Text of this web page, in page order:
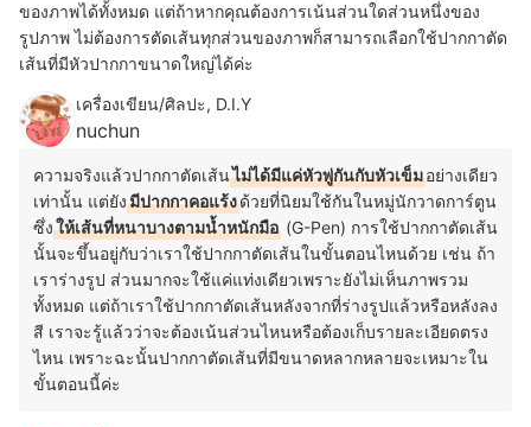
ของภาพได้ทั้งหมด แต่ถ้าหากคุณต้องการเน้นส่วนใดส่วนหนึ่งของ
รูปภาพ ไม่ต้องการตัดเส้นทุกส่วนของภาพก็สามารถเลือกใช้ปากกาตัด
เส้นที่มีหัวปากกาขนาดใหญ่ได้ค่ะ
เครื่องเขียน/ศิลปะ, D.I.Y
nuchun
ความจริงแล้วปากกาตัดเส้นไม่ได้มีแค่หัวพู่กันกับหัวเข็มอย่างเดียว
เท่านั้น แต่ยังมีปากกาคอแร้งด้วยที่นิยมใช้กันในหมู่นักวาดการ์ตูน
ซึ่งให้เส้นที่หนาบางตามน้ำหนักมือ (G-Pen) การใช้ปากกาตัดเส้น
นั้นจะขึ้นอยู่กับว่าเราใช้ปากกาตัดเส้นในขั้นตอนไหนด้วย เช่น ถ้า
เราร่างรูป ส่วนมากจะใช้แค่แท่งเดียวเพราะยังไม่เห็นภาพรวม
ทั้งหมด แต่ถ้าเราใช้ปากกาตัดเส้นหลังจากที่ร่างรูปแล้วหรือหลังลง
สี เราจะรู้แล้วว่าจะต้องเน้นส่วนไหนหรือต้องเก็บรายละเอียดตรง
ไหน เพราะฉะนั้นปากกาตัดเส้นที่มีขนาดหลากหลายจะเหมาะใน
ขั้นตอนนี้ค่ะ